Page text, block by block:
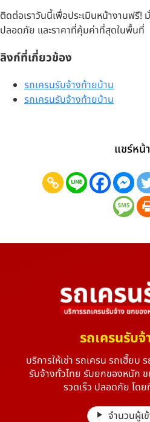
ติดต่อเราวันนี้เพื่อประเมินหน้างานฟรี!
ปลอดภัย และราคาที่คุ้มค่าที่สุดในพื้นที่
ลิงก์ที่เกี่ยวข้อง
รถเครนรับจ้างท้ายบ้าน
รถเครนรับจ้างท้ายบ้าน
แชร์หน้
รถเครนรับ
บริการให้เช่า รถเครน รถเฮี๊ยบ
รับจ้างทั่วไทย รับยกของหนัก
รวดเร็ว ปลอดภัย โด
จำนวนผู้เ